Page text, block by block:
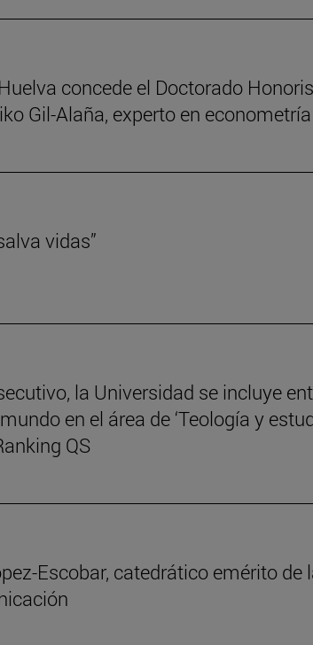
concede el Doctorado Honoris
Gil-Alaña, experto en econometría
vidas”
la Universidad se incluye
en el área de ‘Teología y
QS
Escobar, catedrático emérito de